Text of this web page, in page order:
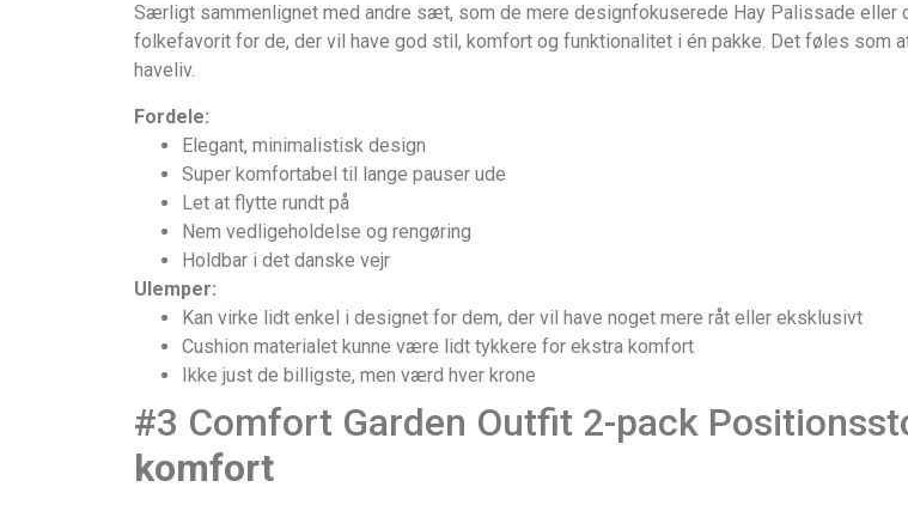
Særligt sammenlignet med andre sæt, som de mere designfokuserede Hay Palissade eller
folkefavorit for de, der vil have god stil, komfort og funktionalitet i én pakke. Det føles som
haveliv.
Fordele:
Elegant, minimalistisk design
Super komfortabel til lange pauser ude
Let at flytte rundt på
Nem vedligeholdelse og rengøring
Holdbar i det danske vejr
Ulemper:
Kan virke lidt enkel i designet for dem, der vil have noget mere råt eller eksklusivt
Cushion materialet kunne være lidt tykkere for ekstra komfort
Ikke just de billigste, men værd hver krone
#3 Comfort Garden Outfit 2-pack
komfort